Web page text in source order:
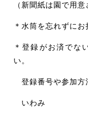
（新聞紙は園で用
＊水筒を忘れずにお
＊登録がお済でな
い。
登録番号や参加方
いわみ